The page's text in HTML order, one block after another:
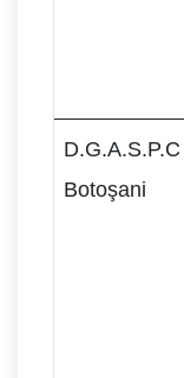
D.G.A.S.P.C
Botoşani